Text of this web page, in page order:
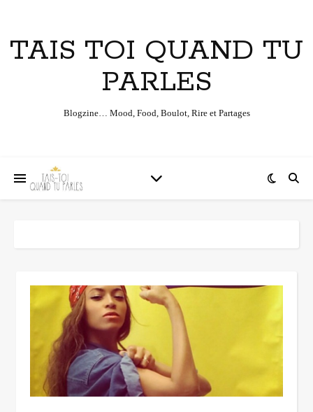
TAIS TOI QUAND TU
PARLES
Blogzine… Mood, Food, Boulot, Rire et Partages